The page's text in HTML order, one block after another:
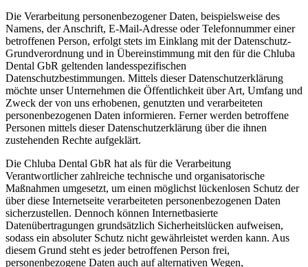
Die Verarbeitung personenbezogener Daten, beispielsweise des
Namens, der Anschrift, E-Mail-Adresse oder Telefonnummer einer
betroffenen Person, erfolgt stets im Einklang mit der Datenschutz-
Grundverordnung und in Übereinstimmung mit den für die Chluba
Dental GbR geltenden landesspezifischen
Datenschutzbestimmungen. Mittels dieser Datenschutzerklärung
möchte unser Unternehmen die Öffentlichkeit über Art, Umfang und
Zweck der von uns erhobenen, genutzten und verarbeiteten
personenbezogenen Daten informieren. Ferner werden betroffene
Personen mittels dieser Datenschutzerklärung über die ihnen
zustehenden Rechte aufgeklärt.
Die Chluba Dental GbR hat als für die Verarbeitung
Verantwortlicher zahlreiche technische und organisatorische
Maßnahmen umgesetzt, um einen möglichst lückenlosen Schutz der
über diese Internetseite verarbeiteten personenbezogenen Daten
sicherzustellen. Dennoch können Internetbasierte
Datenübertragungen grundsätzlich Sicherheitslücken aufweisen,
sodass ein absoluter Schutz nicht gewährleistet werden kann. Aus
diesem Grund steht es jeder betroffenen Person frei,
personenbezogene Daten auch auf alternativen Wegen,